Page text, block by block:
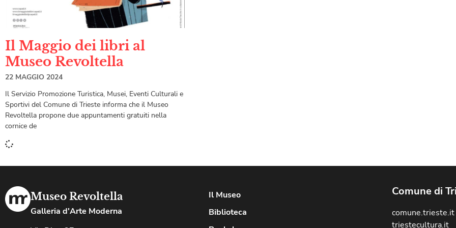
Il Maggio dei libri al
Museo Revoltella
22 MAGGIO 2024
Il Servizio Promozione Turistica, Musei, Eventi Culturali e
Sportivi del Comune di Trieste informa che il Museo
Revoltella propone due appuntamenti gratuiti nella
cornice de
Museo Revoltella
Galleria d'Arte Moderna
Il Museo
Biblioteca
Comune di
comune.trieste.it
triestecultura.it